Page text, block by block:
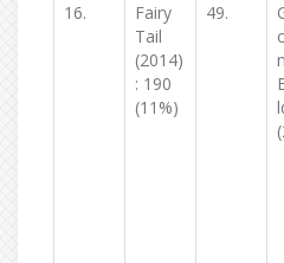
16.
Fairy
Tail
(2014)
: 190
(11%)
49.